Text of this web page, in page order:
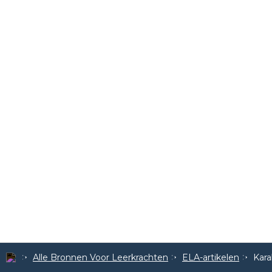
Alle Bronnen Voor Leerkrachten ELA-artikelen